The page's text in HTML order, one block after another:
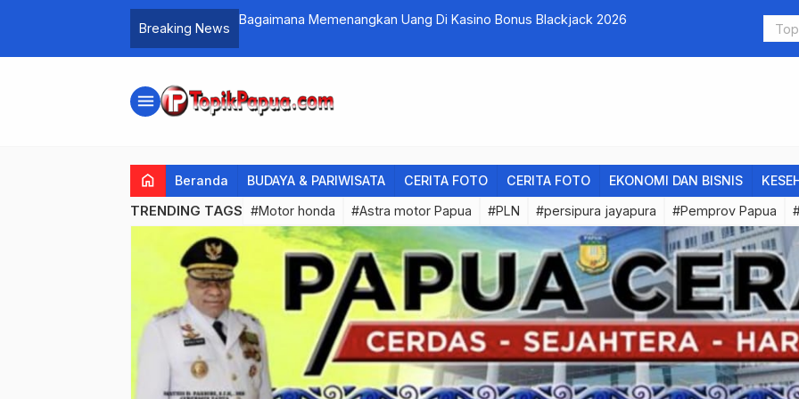
Breaking News
Bagaimana Memenangkan Uang Di Kasino Bonus Blackjack 2026
KNPI dan
di Papua
menu
home Beranda BUDAYA & PARIWISATA CERITA FOTO CERITA FOTO EKONOMI DAN BISNIS
TRENDING TAGS #Motor honda #Astra motor Papua #PLN #persipura jayapura #Pemprov Papua